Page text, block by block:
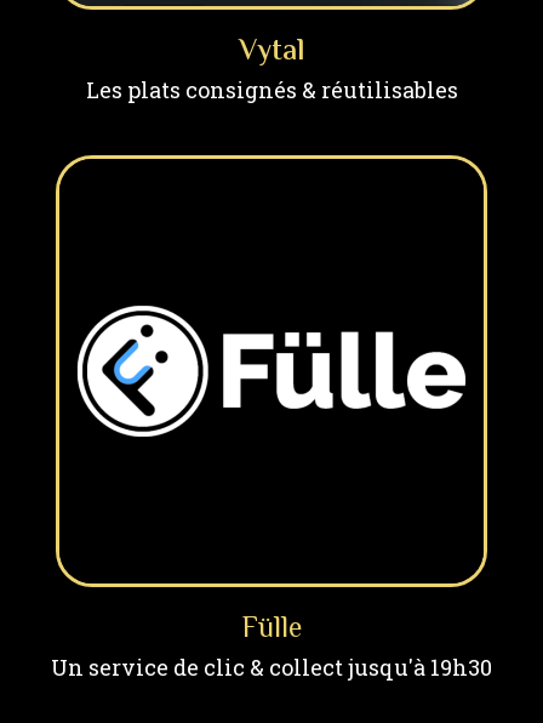
Vytal
Les plats consignés & réutilisables
Fülle
Un service de clic & collect jusqu'à 19h30